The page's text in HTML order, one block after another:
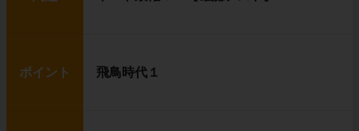
ポイント 飛鳥時代１